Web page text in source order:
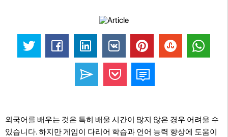
외국어를 배우는 것은 특히 배울 시간이 많지 않은 경우 어려울 수
있습니다. 하지만 게임이 다리어 학습과 언어 능력 향상에 도움이